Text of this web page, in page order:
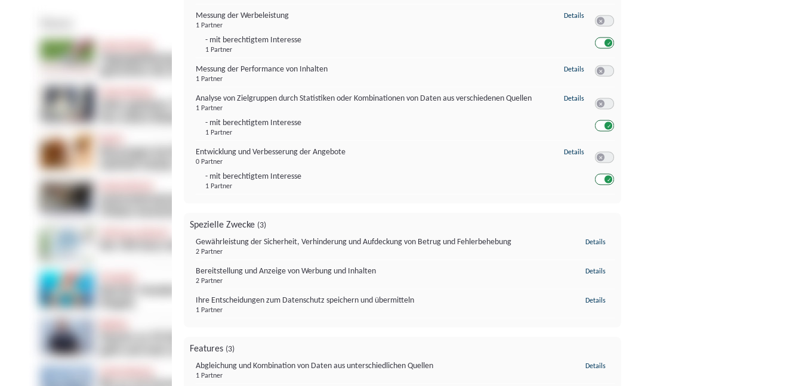
Messung der Werbeleistung
1 Partner
- mit berechtigtem Interesse
1 Partner
Details zu Messung der Werbeleistung
Messung der Performance von Inhalten
1 Partner
Details zu Messung der Performance von Inhalten
Analyse von Zielgruppen durch Statistiken oder Kombinationen von Daten aus verschiedenen Quellen
1 Partner
- mit berechtigtem Interesse
1 Partner
Details zu Analyse von Zielgruppen durch Statistiken oder Kombinationen von
Entwicklung und Verbesserung der Angebote
0 Partner
- mit berechtigtem Interesse
1 Partner
Details zu Entwicklung und Verbesserung der Angebote
Spezielle Zwecke (3)
Gewährleistung der Sicherheit, Verhinderung und Aufdeckung von Betrug und Fehlerbehebung
2 Partner
Details
Bereitstellung und Anzeige von Werbung und Inhalten
2 Partner
Details
Ihre Entscheidungen zum Datenschutz speichern und übermitteln
1 Partner
Details
Features (3)
Abgleichung und Kombination von Daten aus unterschiedlichen Quellen
1 Partner
Details